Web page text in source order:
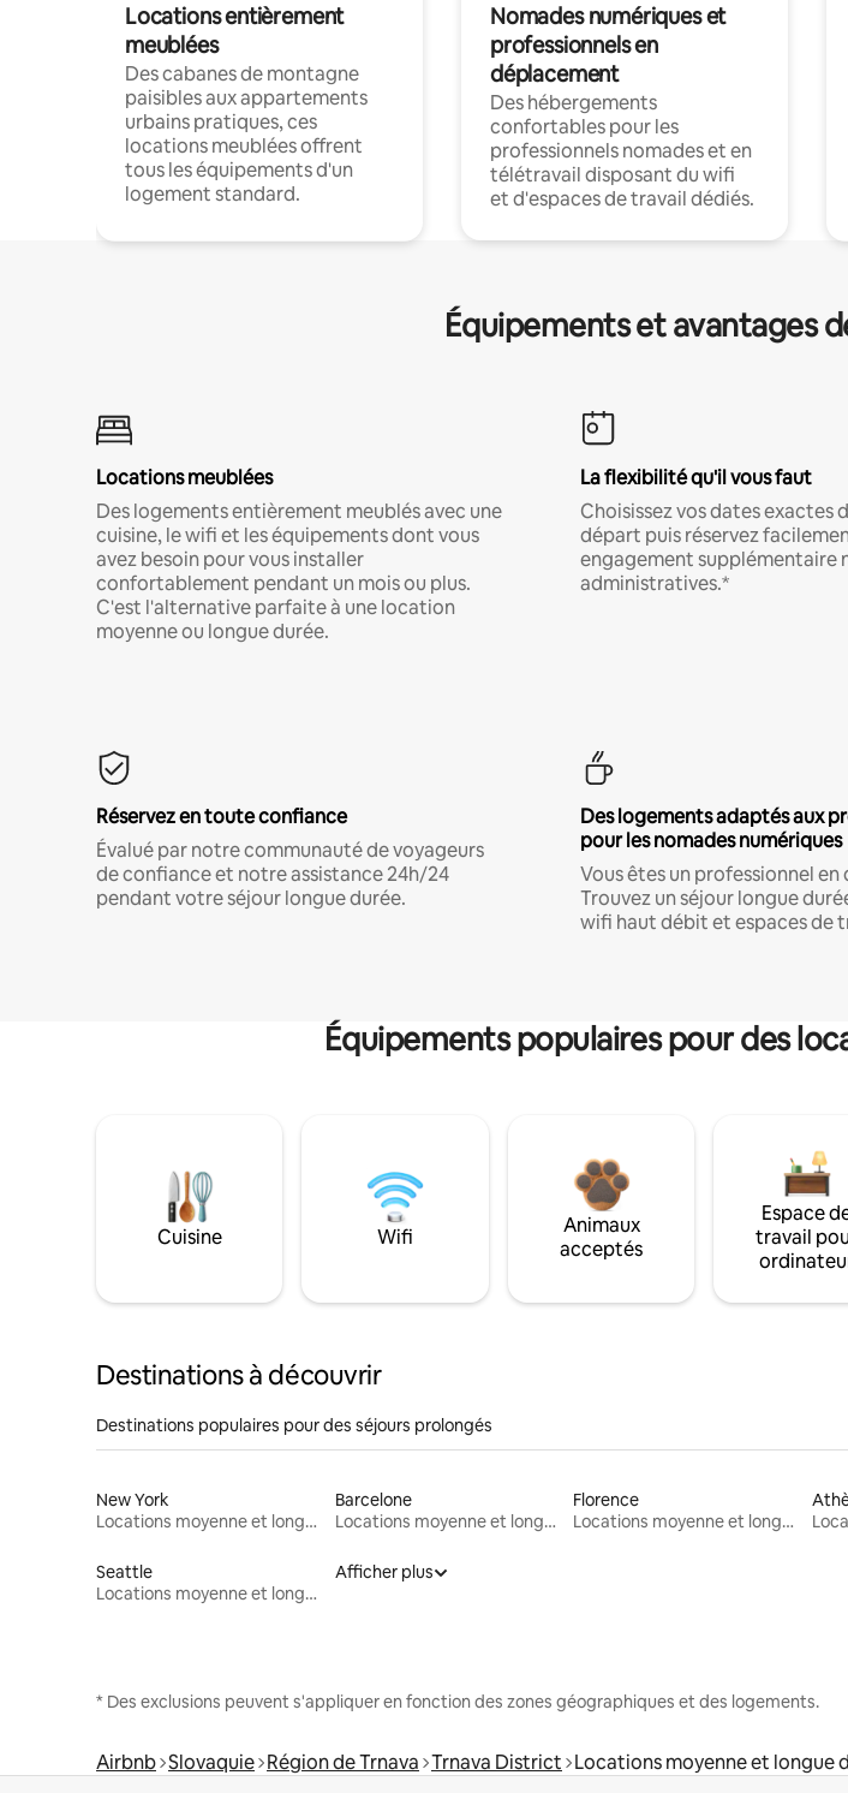
Locations entièrement
meublées
Des cabanes de montagne
paisibles aux appartements
urbains pratiques, ces
locations meublées offrent
tous les équipements d'un
logement standard.
Nomades numériques et
professionnels en
déplacement
Des hébergements
confortables pour les
professionnels nomades et en
télétravail disposant du wifi
et d'espaces de travail dédiés.
Équipements et avantages
Locations meublées
Des logements entièrement meublés avec une
cuisine, le wifi et les équipements dont vous
avez besoin pour vous installer
confortablement pendant un mois ou plus.
C'est l'alternative parfaite à une location
moyenne ou longue durée.
La flexibilité qu'il vous faut
Choisissez vos dates exactes
départ puis réservez
engagement supplémentaire
administratives.*
Réservez en toute confiance
Évalué par notre communauté de voyageurs
de confiance et notre assistance 24h/24
pendant votre séjour longue durée.
Des logements adaptés aux
pour les nomades numériques
Vous êtes un professionnel
Trouvez un séjour longue
wifi haut débit et espaces de
Équipements populaires pour des
Cuisine Wifi
Animaux
acceptés
Espace
travail
Destinations à découvrir
Destinations populaires pour des séjours prolongés
New York
Locations moyenne et longue durée
Barcelone
Locations moyenne et longue durée
Florence
Locations moyenne et longue durée
Seattle
Locations moyenne et longue durée
Afficher plus
* Des exclusions peuvent s'appliquer en fonction des zones géographiques et des logements.
Airbnb Slovaquie Région de Trnava Trnava District Locations moyenne et longue